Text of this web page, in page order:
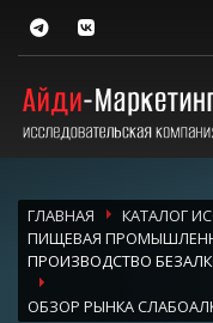
ГЛАВНАЯ
КАТАЛОГ
ПИЩЕВАЯ
ПРОИЗВОДСТВО
ОБЗОР РЫНКА